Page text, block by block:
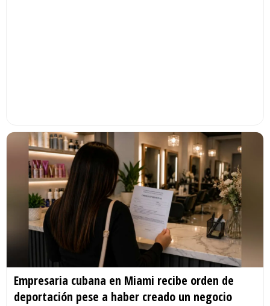
Empresaria cubana en Miami recibe orden de
deportación pese a haber creado un negocio